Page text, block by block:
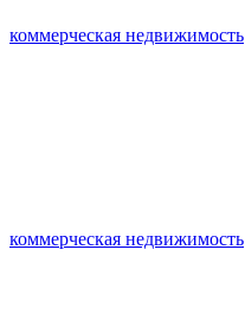
коммерческая недвижимость
коммерческая недвижимость